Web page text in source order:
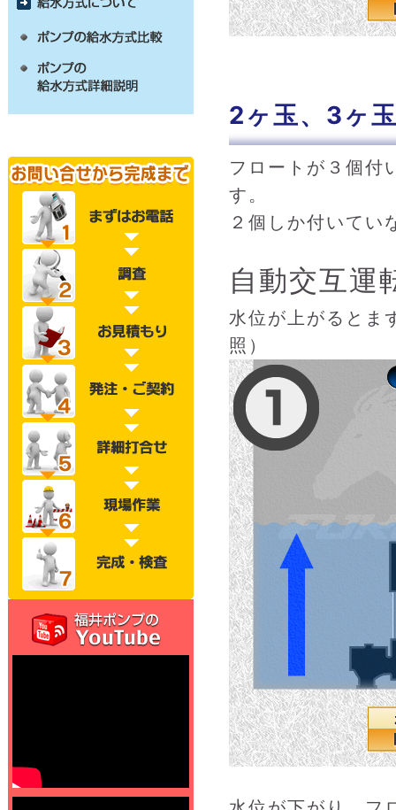
2ヶ玉、3ヶ
フロートが３個付
す。
２個しか付いてい
自動交互運
水位が上がるとま
照）